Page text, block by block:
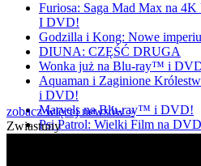
Furiosa: Saga Mad Max na
I DVD!
Godzilla i Kong: Nowe
DIUNA: CZĘŚĆ DRUGA
Wonka już na Blu-ray™ i
Aquaman i Zaginione
i DVD!
Marvels na Blu-ray™ i DVD!
Psi Patrol: Wielki Film na
zobacz więcej newsów »
Zwiastuny